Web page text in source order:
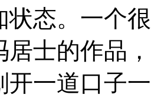
状态。一个
居士的作品
开一道口子